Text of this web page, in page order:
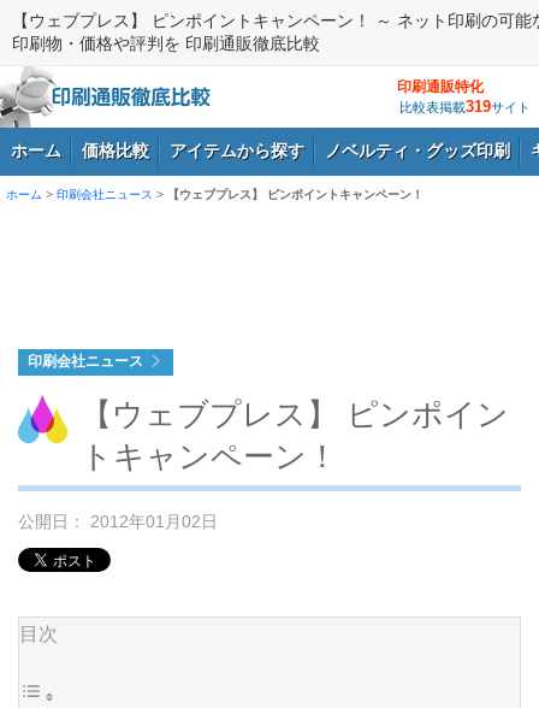
【ウェブプレス】 ピンポイントキャンペーン！ ～ ネット印刷の可能
印刷物・価格や評判を 印刷通販徹底比較
印刷通販特化
比較表掲載319サイト
ホーム 価格比較 アイテムから探す ノベルティ・グッズ印刷
ホーム > 印刷会社ニュース > 【ウェブプレス】 ピンポイントキャンペーン！
印刷会社ニュース
【ウェブプレス】 ピンポイン
トキャンペーン！
公開日： 2012年01月02日
目次